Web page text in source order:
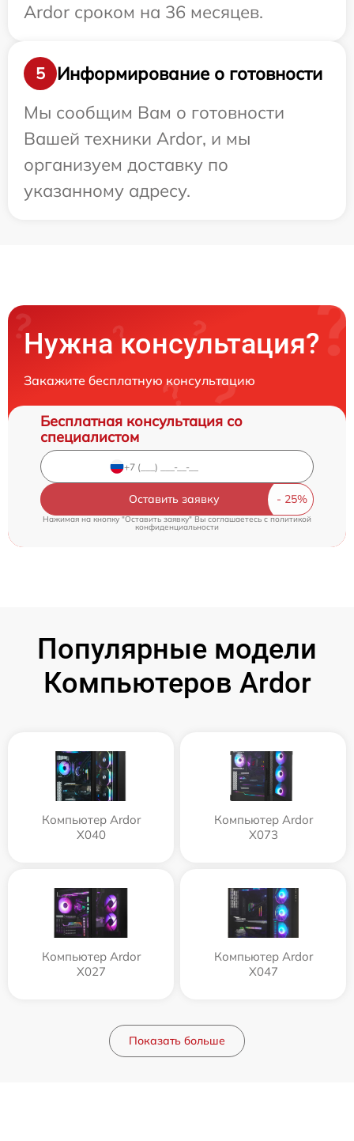
Ardor сроком на 36 месяцев.
5
Информирование о готовности
Мы сообщим Вам о готовности
Вашей техники Ardor, и мы
организуем доставку по
указанному адресу.
Нужна консультация?
Закажите бесплатную консультацию
Бесплатная консультация со
специалистом
Оставить заявку
Нажимая на кнопку "Оставить заявку" Вы соглашаетесь cполитикой
конфиденциальности
Популярные модели
Компьютеров Ardor
Компьютер Ardor
X040
Компьютер Ardor
X073
Компьютер Ardor
X027
Компьютер Ardor
X047
Показать больше